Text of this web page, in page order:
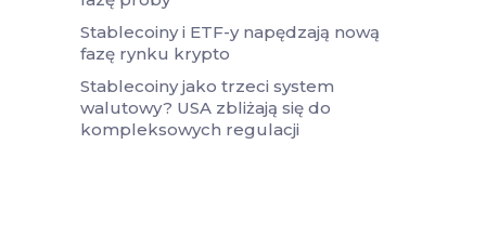
Stablecoiny i ETF-y napędzają nową
fazę rynku krypto
Stablecoiny jako trzeci system
walutowy? USA zbliżają się do
kompleksowych regulacji